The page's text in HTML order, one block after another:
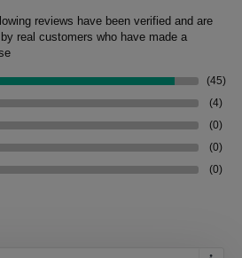
reviews have been verified and are
real customers who have made a
(45)
(4)
(0)
(0)
(0)